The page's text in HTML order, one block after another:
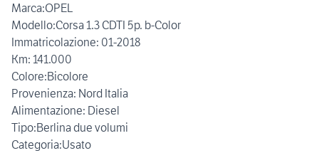
Marca:OPEL
Modello:Corsa 1.3 CDTI 5p. b-Color
Immatricolazione: 01-2018
Km: 141.000
Colore:Bicolore
Provenienza: Nord Italia
Alimentazione: Diesel
Tipo:Berlina due volumi
Categoria:Usato